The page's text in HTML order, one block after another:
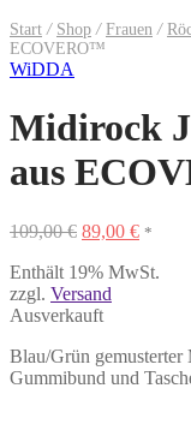
Start / Shop / Frauen /
ECOVERO™
WiDDA
Midirock
aus
109,00€ Ursprünglicher
war:
109,00 €
89,00 €
ist:
*
Enthält 19% MwSt.
zzgl. Versand
Ausverkauft
Blau/Grün
Gummibund und